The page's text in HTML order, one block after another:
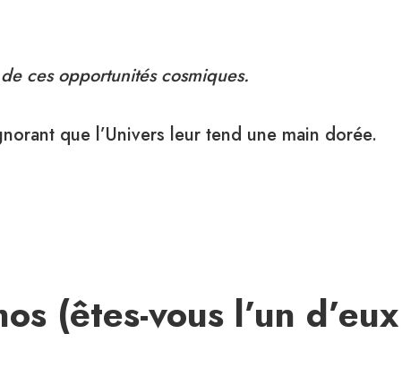
ces opportunités cosmiques.
que l’Univers leur tend une main dorée.
(êtes-vous l’un d’eux